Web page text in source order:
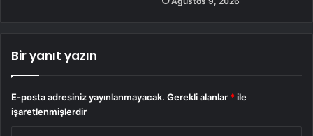
Bir yanıt yazın
E-posta adresiniz yayınlanmayacak. Gerekli alanlar * ile
işaretlenmişlerdir